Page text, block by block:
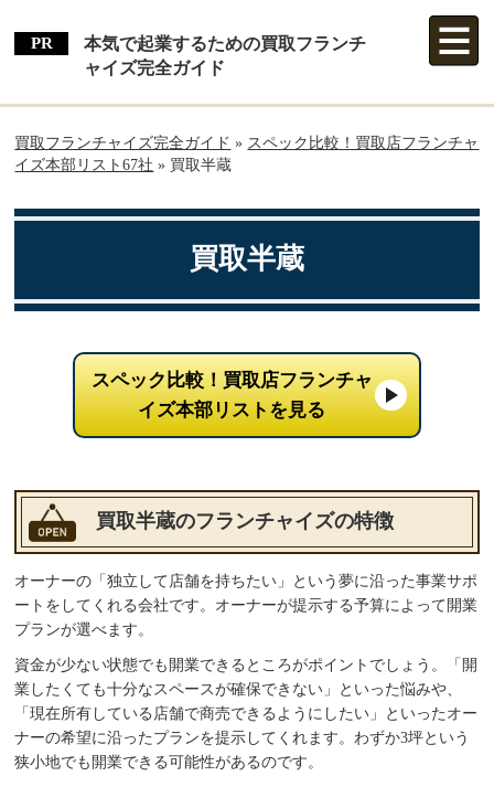
本気で起業するための買取フランチ
ャイズ完全ガイド
買取フランチャイズ完全ガイド » スペック比較！買取店フランチャ
イズ本部リスト67社 » 買取半蔵
買取半蔵
スペック比較！買取店フランチャ
イズ本部リストを見る
買取半蔵のフランチャイズの特徴
オーナーの「独立して店舗を持ちたい」という夢に沿った事業サポ
ートをしてくれる会社です。オーナーが提示する予算によって開業
プランが選べます。
資金が少ない状態でも開業できるところがポイントでしょう。「開
業したくても十分なスペースが確保できない」といった悩みや、
「現在所有している店舗で商売できるようにしたい」といったオー
ナーの希望に沿ったプランを提示してくれます。わずか3坪という
狭小地でも開業できる可能性があるのです。